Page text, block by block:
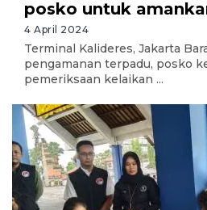
posko untuk
4 April 2024
Terminal Kalideres, Jakarta
pengamanan terpadu, posko
pemeriksaan kelaikan ...